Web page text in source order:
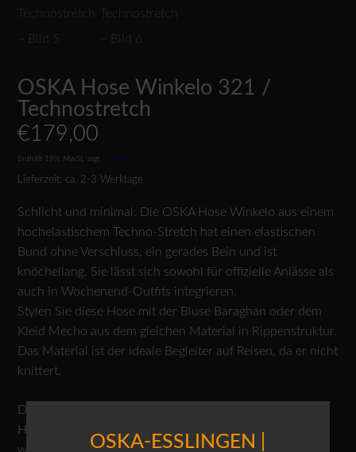
OSKA Hose Winkelo 321 /
Technostretch
€179,00
Enthält 19% MwSt. zzgl.Versand
Lieferzeit: ca. 2-3 Werktage
Schlicht und minimal. Die OSKA Hose Winkelo aus einem
hochelastischem Techno-Stretch hat einen elastischen
Bund ohne Verschluss, ein gerades Bein und ist
knöchellang. Sie lässt sich sowohl für offizielle Anlässe als
auch in Wochenend-Outfits integrieren.
Stylen Sie diese Hose mit der Bluse Baraghan oder dem
Kleid Mecho aus dem gleichen Material in Rippenstruktur.
Das Material ist der ideale Begleiter auf Reisen, da er nicht
knittert.
Das Material der OSKA Travel Wear schont in der
Herstellung die Wasserresourcen unseres Planeten. Es
OSKA-ESSLINGEN |